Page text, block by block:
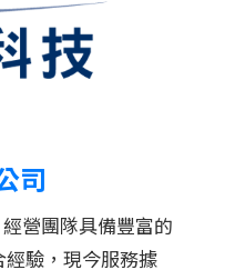
司
營團隊具備豐富的
經驗，現今服務據